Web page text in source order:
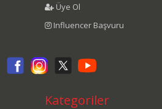
Üye Ol
Influencer Başvuru
Kategoriler